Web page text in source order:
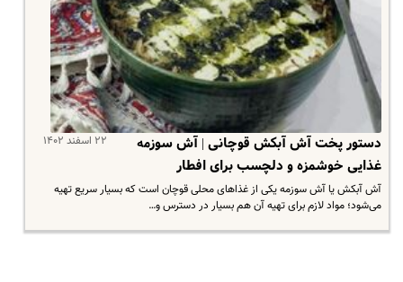
۲۲ اسفند ۱۴۰۲
دستور پخت آش آبکش قوچانی | آش سوزمه
غذایی خوشمزه و دلچسب برای افطار
آش آبکش یا آش سوزمه یکی از غذاهای محلی قوچان است که بسیار سریع تهیه
می‌شود؛ مواد لازم برای تهیه آن هم بسیار در دسترس و…